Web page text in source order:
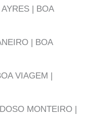
| BOA
| BOA
VIAGEM |
MONTEIRO |